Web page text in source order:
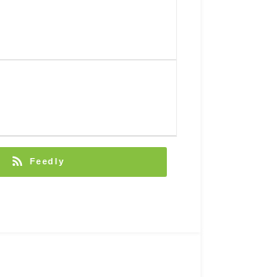
Feedly